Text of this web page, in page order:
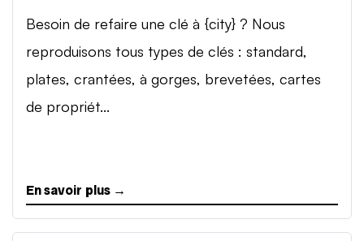
Besoin de refaire une clé à {city} ? Nous
reproduisons tous types de clés : standard,
plates, crantées, à gorges, brevetées, cartes
de propriét...
En savoir plus →